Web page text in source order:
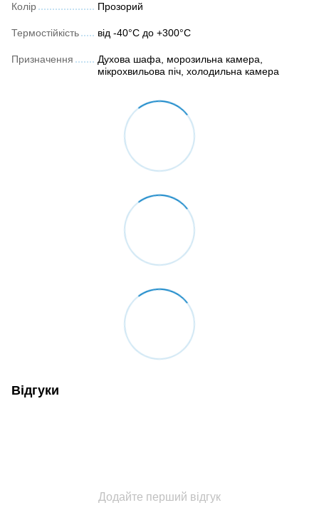
Колір Прозорий
Термостійкість від -40°C до +300°C
Призначення
Духова шафа, морозильна камера,
мікрохвильова піч, холодильна камера
Відгуки
Додайте перший відгук